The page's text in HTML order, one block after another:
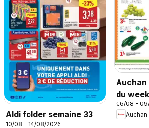
Aldi folder semaine 33
10/08 - 14/08/2026
Auchan
du
hyper !
06/08 -
Auchan